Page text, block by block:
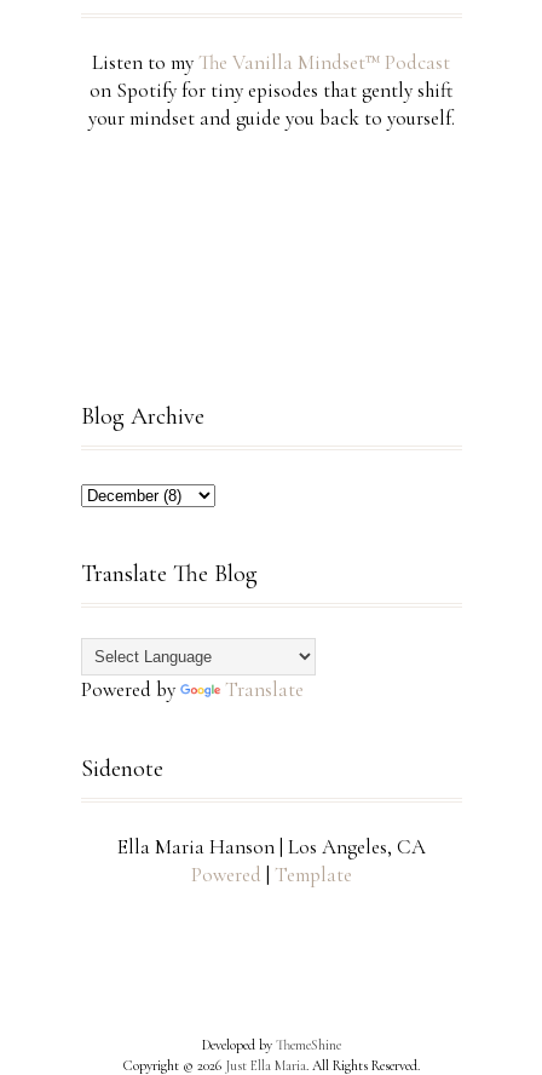
Listen to myThe Vanilla Mindset™ Podcast
on Spotify for tiny episodes that gently shift
your mindset and guide you back to yourself.
Blog Archive
Translate The Blog
Powered by Translate
Sidenote
Ella Maria Hanson | Los Angeles, CA
Powered | Template
Developed by ThemeShine
Copyright © 2026 Just Ella Maria. All Rights Reserved.